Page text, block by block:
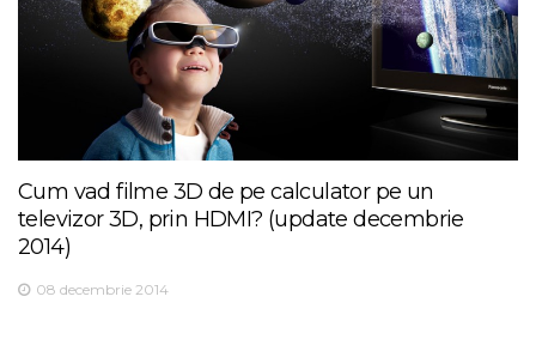
Cum vad filme 3D de pe calculator pe un
televizor 3D, prin HDMI? (update decembrie
2014)
08 decembrie 2014